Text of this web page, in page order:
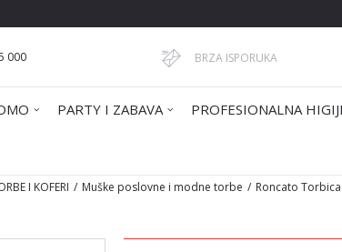
000 BRZA ISPORUKA
PARTY I ZABAVA PROFESIONALNA
I KOFERI Muške poslovne i modne torbe Roncato